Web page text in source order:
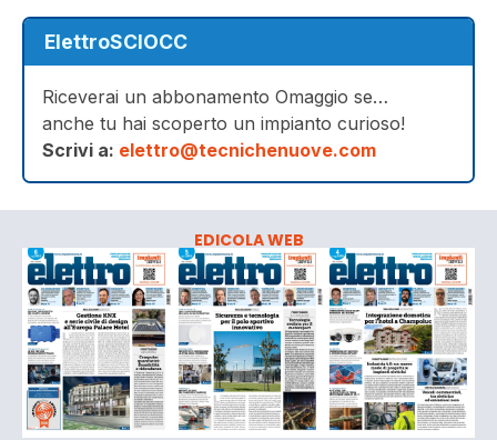
ElettroSCIOCC
Riceverai un abbonamento Omaggio se…
anche tu hai scoperto un impianto curioso!
Scrivi a: elettro@tecnichenuove.com
EDICOLA WEB